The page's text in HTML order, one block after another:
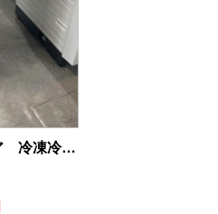
Panasonic 2024年製 335L 3ドア 冷凍冷蔵庫 中古品販売